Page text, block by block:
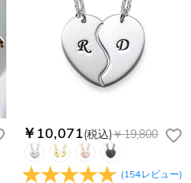
￥10,071(税込)￥19,800
(154レビュー)